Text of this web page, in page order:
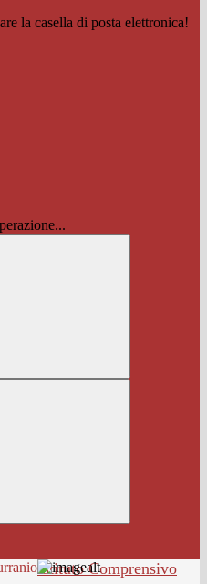
la casella di posta elettronica!
Istituto Comprensivo